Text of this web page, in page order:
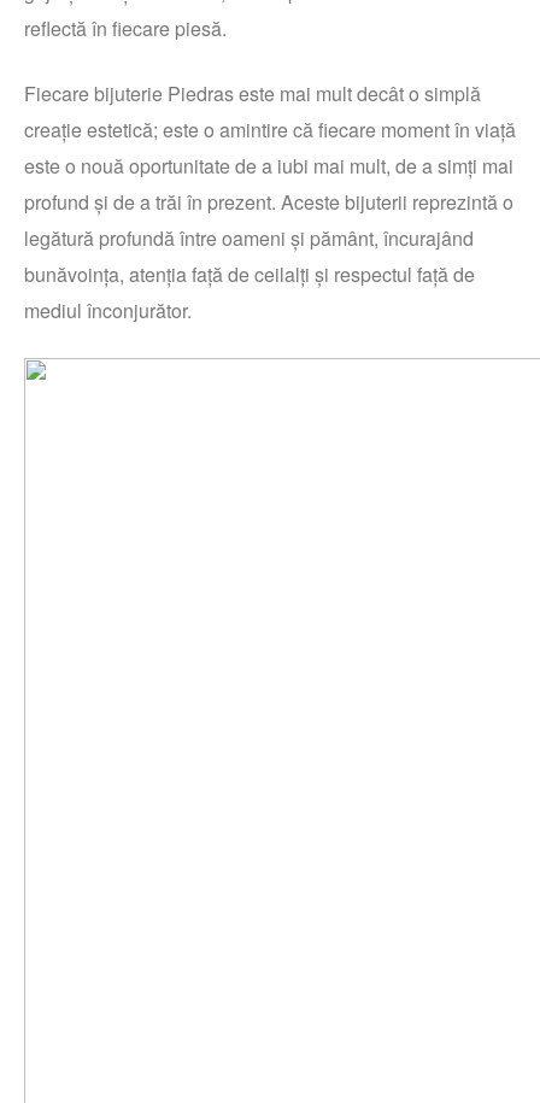
reflectă în fiecare piesă.
Fiecare bijuterie Piedras este mai mult decât o simplă
creație estetică; este o amintire că fiecare moment în viață
este o nouă oportunitate de a iubi mai mult, de a simți mai
profund și de a trăi în prezent. Aceste bijuterii reprezintă o
legătură profundă între oameni și pământ, încurajând
bunăvoința, atenția față de ceilalți și respectul față de
mediul înconjurător.